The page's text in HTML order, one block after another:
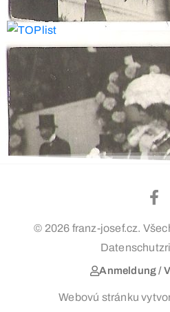
© 2026 franz-josef.cz.
Anmeldung /
Webovú stránku